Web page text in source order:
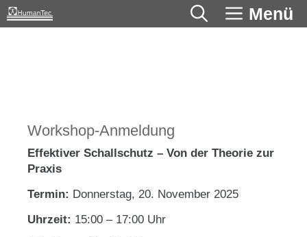
Zum
Inhalt
Menü
Workshop-Anmeldung
Effektiver Schallschutz – Von der Theorie zur
Praxis
Termin: Donnerstag, 20. November 2025
Uhrzeit: 15:00 – 17:00 Uhr